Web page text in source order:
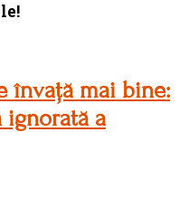
învață mai bine:
ignorată a